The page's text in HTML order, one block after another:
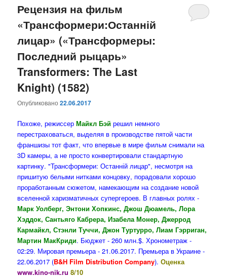
Рецензия на фильм
«Трансформери:Останній
лицар» («Трансформеры:
Последний рыцарь»
Transformers: The Last
Knight) (1582)
Опубликовано22.06.2017
Похоже, режиссерМайкл Бэй решил немного
перестраховаться, выделяя в производстве пятой части
франшизы тот факт, что впервые в мире фильм снимали на
3D камеры, а не просто конвертировали стандартную
картинку. "Трансформери: Останній лицар", несмотря на
пришитую белыми нитками концовку, порадовали хорошо
проработанным сюжетом, намекающим на создание новой
вселенной харизматичных супергероев. В главных ролях -
Марк Уолберг, Энтони Хопкинс, Джош Дюамель, Лора
Хэддок, Сантьяго Кабрера, Изабела Монер, Джеррод
Кармайкл, Стэнли Туччи, Джон Туртурро, Лиам Гэрриган,
Мартин МакКриди. Бюджет - 260 млн.$. Хронометраж -
02:29. Мировая премьера - 21.06.2017. Премьера в Украине -
22.06.2017 (B&H Film Distribution Company).Оценка
www.kino-nik.ru 8/10